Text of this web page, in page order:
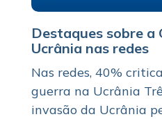
Destaques sobre a
Ucrânia nas redes
Nas redes, 40%
guerra na Ucrânia
invasão da Ucrânia